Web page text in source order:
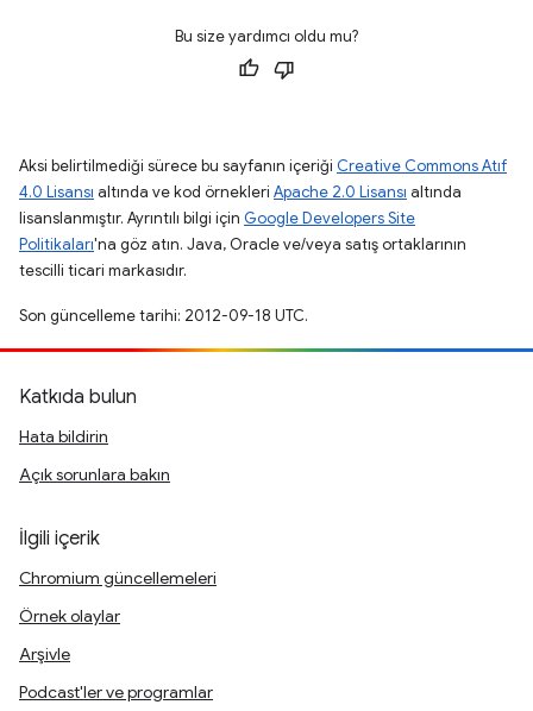
Bu size yardımcı oldu mu?
Aksi belirtilmediği sürece bu sayfanın içeriği Creative Commons Atıf
4.0 Lisansı altında ve kod örnekleri Apache 2.0 Lisansı altında
lisanslanmıştır. Ayrıntılı bilgi için Google Developers Site
Politikaları'na göz atın. Java, Oracle ve/veya satış ortaklarının
tescilli ticari markasıdır.
Son güncelleme tarihi: 2012-09-18 UTC.
Katkıda bulun
Hata bildirin
Açık sorunlara bakın
İlgili içerik
Chromium güncellemeleri
Örnek olaylar
Arşivle
Podcast'ler ve programlar